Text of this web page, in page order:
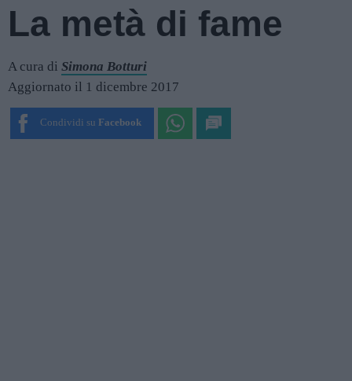
La metà di fame
A cura di Simona Botturi
Aggiornato il 1 dicembre 2017
Condividi su Facebook